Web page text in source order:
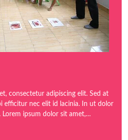
consectetur adipiscing elit. Sed at
efficitur nec elit id lacinia. In ut dolor
Lorem ipsum dolor sit amet,…